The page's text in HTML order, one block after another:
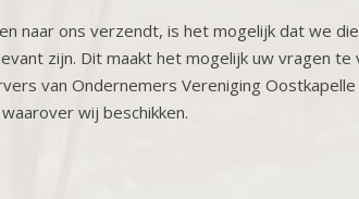
naar ons verzendt, is het mogelijk dat we
zijn. Dit maakt het mogelijk uw vragen
van Ondernemers Vereniging
wij beschikken.